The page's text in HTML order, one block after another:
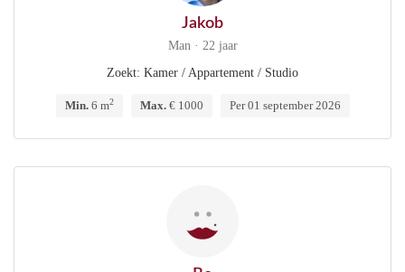
Jakob
Man · 22 jaar
Zoekt: Kamer / Appartement / Studio
Min.6 m2 Max.€ 1000 Per 01 september 2026